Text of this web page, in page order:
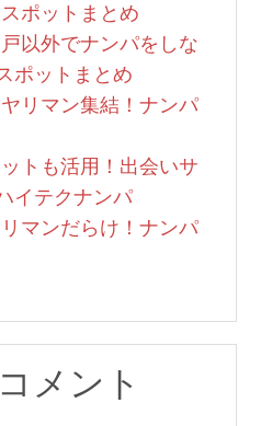
ポットまとめ
以外でナンパをしな
ポットまとめ
リマン集結！ナンパ
トも活用！出会いサ
イテクナンパ
マンだらけ！ナンパ
メント